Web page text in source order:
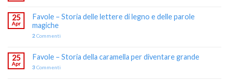
25
Apr
Favole – Storia delle lettere di legno e delle parole
magiche
2Commenti
25
Apr
Favole – Storia della caramella per diventare grande
3Commenti